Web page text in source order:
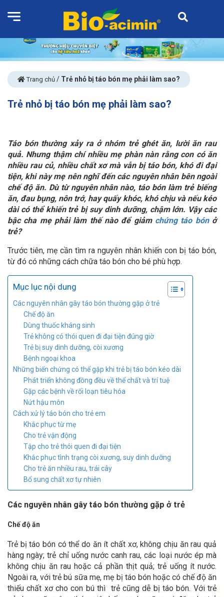
Trang chủ / Trẻ nhỏ bị táo bón mẹ phải làm sao?
Trẻ nhỏ bị táo bón mẹ phải làm sao?
Táo bón thường xảy ra ở nhóm trẻ ghét ăn, lười ăn rau
quả. Nhưng thậm chí nhiều mẹ phàn nàn rằng con có ăn
nhiều rau củ, nhiều chất xơ mà vẫn bị táo bón, khó đi đại
tiện, khi này mẹ nên nghĩ đến các nguyên nhân bên ngoài
chế độ ăn. Dù từ nguyên nhân nào, táo bón làm trẻ biếng
ăn, đau bụng, nôn trớ, hay quấy khóc, khó chịu và nếu kéo
dài có thể khiến trẻ bị suy dinh dưỡng, chậm lớn. Vậy các
bậc cha mẹ phải làm thế nào để giảm chứng táo bónở
trẻ?
Trước tiên, mẹ cần tìm ra nguyên nhân khiến con bị táo bón,
từ đó có những cách chữa táo bón cho bé phù hợp.
Mục lục nội dung
Các nguyên nhân gây táo bón thường gặp ở trẻ
Chế độ ăn
Dùng thuốc kháng sinh
Trẻ không có thói quen đi đại tiện đúng giờ
Trẻ bị suy dinh dưỡng, còi xương
Bệnh ngoại khoa
Những biến chứng có thể gặp khi trẻ bị táo bón kéo dài
Phát triển không đồng đều về thể chất và trí tuệ
Gặp các bệnh về rối loạn tiêu hóa
Nứt hậu môn
Cách xử lý táo bón cho trẻ em
Khắc phục từ mẹ
Cho trẻ vận động
Tập cho trẻ thói quen đi đại tiện
Khắc phục tình trạng còi xương, suy dinh dưỡng
Cho trẻ ăn nhiều rau, trái cây
Bổ sung chất xơ tự nhiên
Các nguyên nhân gây táo bón thường gặp ở trẻ
Chế độ ăn
Trẻ bị táo bón có thể do ăn ít chất xơ, không chịu ăn rau quả
hàng ngày; trẻ chỉ uống nước canh rau, các loại nước ép mà
không chịu ăn rau hoặc cả phần thịt quả; trẻ uống ít nước.
Ngoài ra, với trẻ bú sữa mẹ, mẹ bị táo bón hoặc có chế độ ăn
thiếu chất xơ cho con bú thì trẻ cũng dễ bị táo bón. Với trẻ